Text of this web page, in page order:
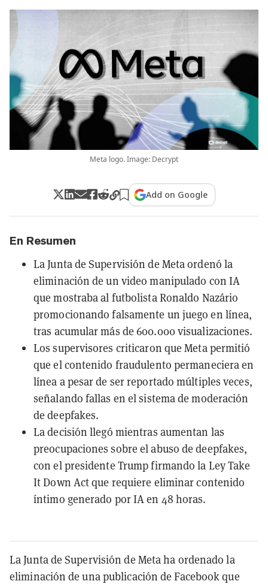
Meta logo. Image: Decrypt
Add on Google
En Resumen
La Junta de Supervisión de Meta ordenó la
eliminación de un video manipulado con IA
que mostraba al futbolista Ronaldo Nazário
promocionando falsamente un juego en línea,
tras acumular más de 600.000 visualizaciones.
Los supervisores criticaron que Meta permitió
que el contenido fraudulento permaneciera en
línea a pesar de ser reportado múltiples veces,
señalando fallas en el sistema de moderación
de deepfakes.
La decisión llegó mientras aumentan las
preocupaciones sobre el abuso de deepfakes,
con el presidente Trump firmando la Ley Take
It Down Act que requiere eliminar contenido
íntimo generado por IA en 48 horas.
La Junta de Supervisión de Meta ha ordenado la
eliminación de una publicación de Facebook que